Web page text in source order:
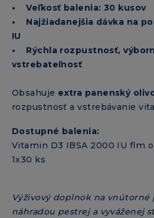
• Veľkosť balenia: 30 kusov
• Najžiadanejšia dávka na
IU
• Rýchla rozpustnosť,
vstrebateľnosť
Obsahuje extra panenský
rozpustnosť a vstrebávanie
Dostupné balenia:
Vitamin D3 IBSA 2000 IU flm
1x30 ks
Výživový doplnok na vnútorné
náhradou pestrej a vyváženej